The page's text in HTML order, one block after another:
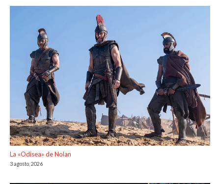
La «Odisea» de Nolan
3 agosto, 2026